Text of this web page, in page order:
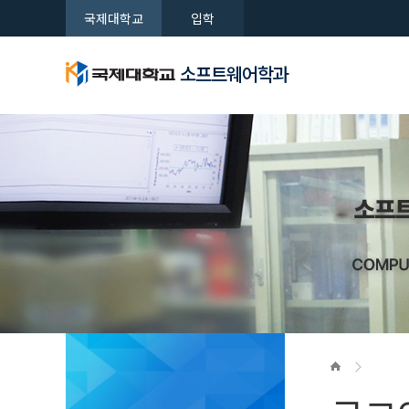
국제대학교 입학
소프트웨어학과
소프트웨어학과
새로운 시대를 여는 국제대학교
학과특성
네트워
소프트웨어학과
새로운 시대를 여는 국제대학교
학과비전
교수소개
학과공지
실습실
소프트웨어학과
새로운 시대를 여는 국제대학교
주요 산
취업공지
소프트웨어학과
새로운 시대를 여는 국제대학교
학과(전
FAQ
소프트웨어학과
새로운 시대를 여는 국제대학교
자랑거리